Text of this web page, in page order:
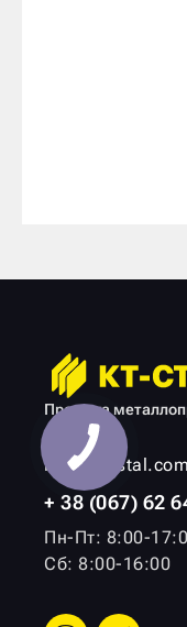
Продажа
info@kt-
+ 38 (067) 62
Пн-Пт: 8:00-
Сб: 8:00-16:00